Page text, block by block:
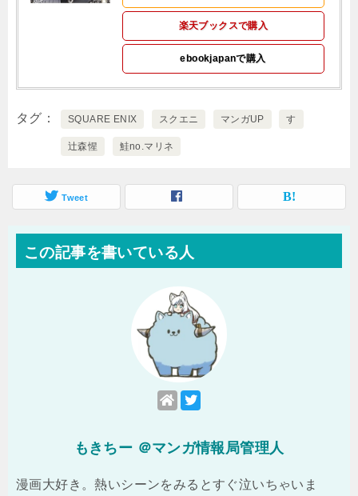
楽天ブックスで購入
ebookjapanで購入
タグ SQUARE ENIX スクエニ マンガUP す
辻森惺 鮭no.マリネ
Tweet
この記事を書いている人
もきちー ＠マンガ情報局管理人
漫画大好き。熱いシーンをみるとすぐ泣いちゃいま